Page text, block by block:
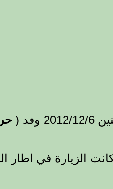
(
الزيارة في اطار